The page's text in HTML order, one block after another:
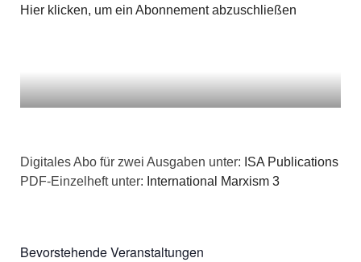
Hier klicken, um ein Abonnement abzuschließen
Digitales Abo für zwei Ausgaben unter: ISA Publications
PDF-Einzelheft unter: International Marxism 3
Bevorstehende Veranstaltungen